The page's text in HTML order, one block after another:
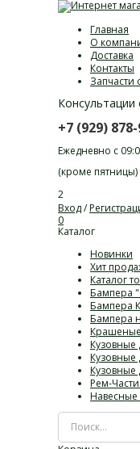
Главная
О
Доставка
Контакты
Запчасти
Консультации
+7 (929)
Ежедневно с
(кроме пятницы)
2
Вход/
0
Каталог
Новинки
Хит
Каталог
Бампера
Бампера
Бампера
Крашеные
Кузовные
Рем-
Навесные